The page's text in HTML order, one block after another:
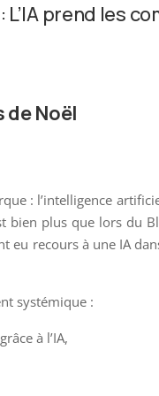
L’IA prend les
de Noël
: l’intelligence
bien plus que lors du
eu recours à une IA
systémique :
à l’IA,